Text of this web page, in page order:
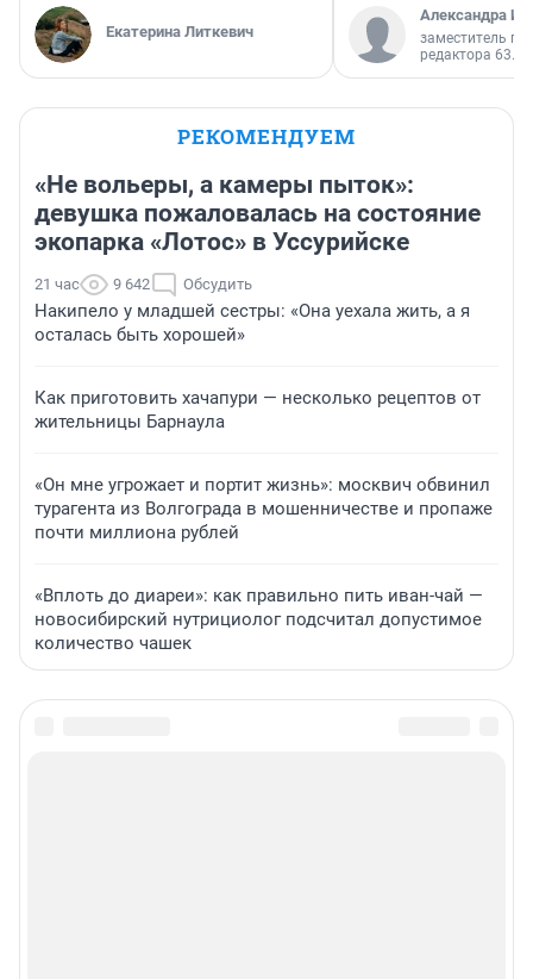
Екатерина Литкевич
Александра
заместитель
редактора 63.RU
РЕКОМЕНДУЕМ
«Не вольеры, а камеры пыток»:
девушка пожаловалась на состояние
экопарка «Лотос» в Уссурийске
21 час 9 642 Обсудить
Накипело у младшей сестры: «Она уехала жить, а я
осталась быть хорошей»
Как приготовить хачапури — несколько рецептов от
жительницы Барнаула
«Он мне угрожает и портит жизнь»: москвич обвинил
турагента из Волгограда в мошенничестве и пропаже
почти миллиона рублей
«Вплоть до диареи»: как правильно пить иван-чай —
новосибирский нутрициолог подсчитал допустимое
количество чашек